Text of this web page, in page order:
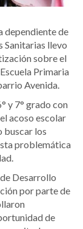
dependiente de
Sanitarias llevo
sobre el
Primaria
Avenida.
y 7° grado con
acoso escolar
buscar los
problemática
Desarrollo
por parte de
de